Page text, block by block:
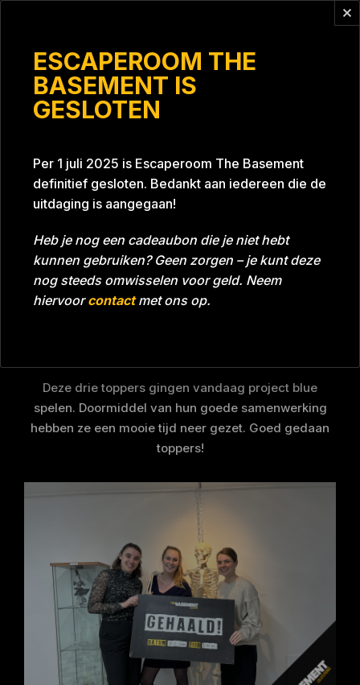
ESCAPEROOM THE
BASEMENT IS
GESLOTEN
Per 1 juli 2025 is Escaperoom The Basement
definitief gesloten. Bedankt aan iedereen die de
uitdaging is aangegaan!
Heb je nog een cadeaubon die je niet hebt
kunnen gebruiken? Geen zorgen – je kunt deze
nog steeds omwisselen voor geld. Neem
hiervoorcontactmet ons op.
Tijd 01:10:30 Datum 06-02-2024
Room Project Blue 26A8
Deze drie toppers gingen vandaag project blue
spelen. Doormiddel van hun goede samenwerking
hebben ze een mooie tijd neer gezet. Goed gedaan
toppers!